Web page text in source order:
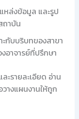
ล่งข้อมูล และรูป
ถาบัน
ะกับบริบทของสาขา
อาจารย์ที่ปรึกษา
ะรายละเอียด อ่าน
วางแผนงานให้ถูก